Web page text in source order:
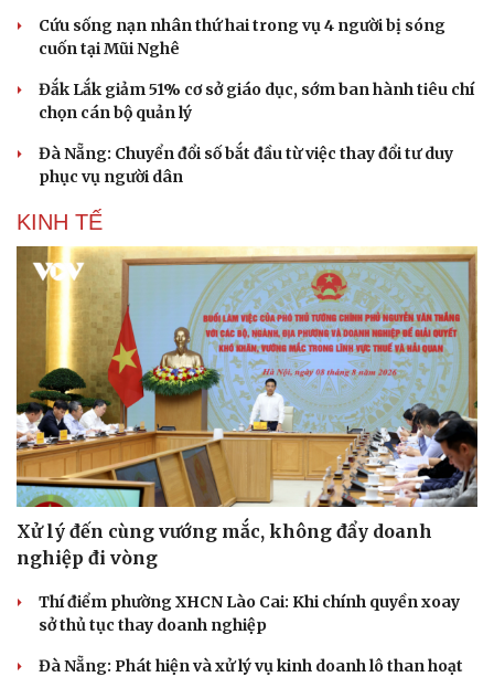
Cứu sống nạn nhân thứ hai trong vụ 4 người bị sóng
cuốn tại Mũi Nghê
Đắk Lắk giảm 51% cơ sở giáo dục, sớm ban hành tiêu chí
chọn cán bộ quản lý
Đà Nẵng: Chuyển đổi số bắt đầu từ việc thay đổi tư duy
phục vụ người dân
KINH TẾ
Xử lý đến cùng vướng mắc, không đẩy doanh
nghiệp đi vòng
Thí điểm phường XHCN Lào Cai: Khi chính quyền xoay
sở thủ tục thay doanh nghiệp
Đà Nẵng: Phát hiện và xử lý vụ kinh doanh lô than hoạt